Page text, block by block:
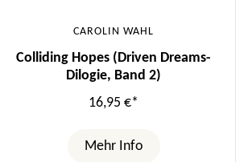
CAROLIN WAHL
Colliding Hopes (Driven Dreams-
Dilogie, Band 2)
16,95 €*
Mehr Info